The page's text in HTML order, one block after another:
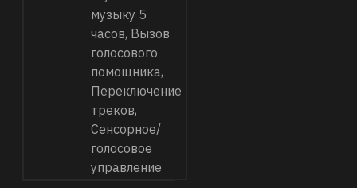
который позволяет
управлять музыкой,
настройками и
другими
функциями с
помощью
голосовых команд
Режимы активного
музыку 5
часов, Вызов
голосового
помощника,
Переключение
треков,
Сенсорное/
голосовое
управление